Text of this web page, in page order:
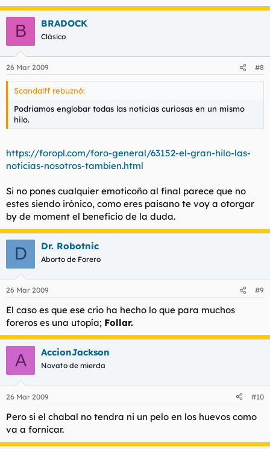
B BRADOCK
Clásico
26 Mar 2009 #8
Scandalff rebuznó:
Podriamos englobar todas las noticias curiosas en un mismo
hilo.
https://foropl.com/foro-general/63152-el-gran-hilo-las-
noticias-nosotros-tambien.html
Si no pones cualquier emoticoño al final parece que no
estes siendo irónico, como eres paisano te voy a otorgar
by de moment el beneficio de la duda.
D Dr. Robotnic
Aborto de Forero
26 Mar 2009 #9
El caso es que ese crio ha hecho lo que para muchos
foreros es una utopía; Follar.
A AccionJackson
Novato de mierda
26 Mar 2009 #10
Pero si el chabal no tendra ni un pelo en los huevos como
va a fornicar.